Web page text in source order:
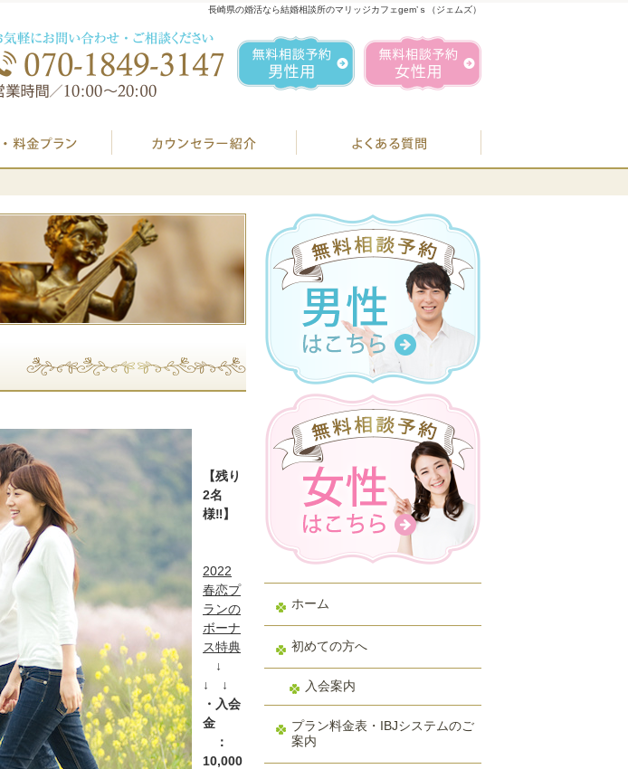
長崎県の婚活なら結婚相談所のマリッジカフェgem’ｓ（ジェムズ）
【残り
2名
様‼️】
2022
春恋プ
ランの
ボーナ
ス特典
↓
↓ ↓
・入会
金
：
10,000
ホーム
初めての方へ
入会案内
プラン料金表・IBJシステムのご
案内
070-1849-3147
無料相談予約男性用